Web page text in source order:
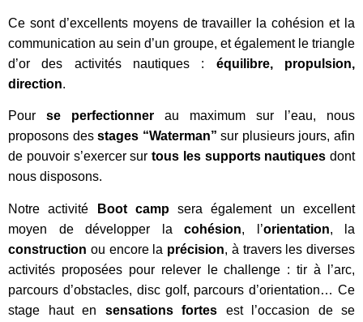
Ce sont d’excellents moyens de travailler la cohésion et la
communication au sein d’un groupe, et également le triangle
d’or des activités nautiques : équilibre, propulsion,
direction.
Pour se perfectionner au maximum sur l’eau, nous
proposons desstages “Waterman” sur plusieurs jours, afin
de pouvoir s’exercer sur tous les supports nautiques dont
nous disposons.
Notre activité Boot campsera également un excellent
moyen de développer la cohésion, l’orientation, la
construction ou encore la précision, à travers les diverses
activités proposées pour relever le challenge : tir à l’arc,
parcours d’obstacles, disc golf, parcours d’orientation… Ce
stage haut en sensations fortes est l’occasion de se